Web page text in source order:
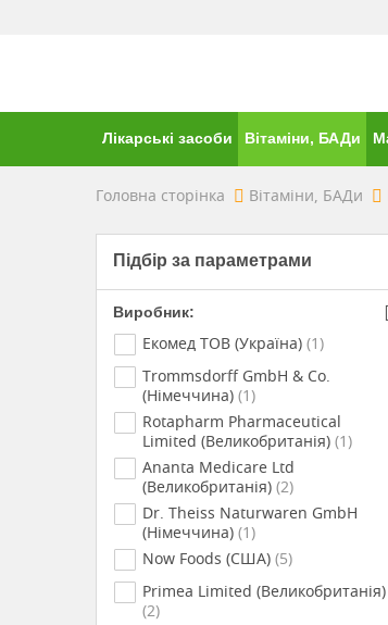
Лікарські засоби Вітаміни, БАДи
Головна сторінка Вітаміни, БАДи
Підбір за параметрами
Виробник:
Екомед ТОВ (Україна) (1)
Trommsdorff GmbH & Co.
(Німеччина) (1)
Rotapharm Pharmaceutical
Limited (Великобританія) (1)
Ananta Medicare Ltd
(Великобританія) (2)
Dr. Theiss Naturwaren GmbH
(Німеччина) (1)
Now Foods (США) (5)
Primea Limited (Великобританія)
(2)